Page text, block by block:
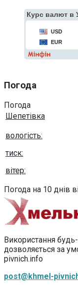
Погода
Погода
Шепетівка
вологість:
тиск:
вітер:
Погода на 10 днів
Використання
дозволяється за
pivnich.info
post@khmel-